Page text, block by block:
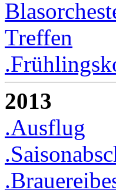
Treffen
2013
.Ausflug